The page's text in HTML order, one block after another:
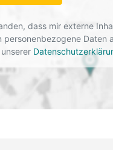
dass mir externe
personenbezogene